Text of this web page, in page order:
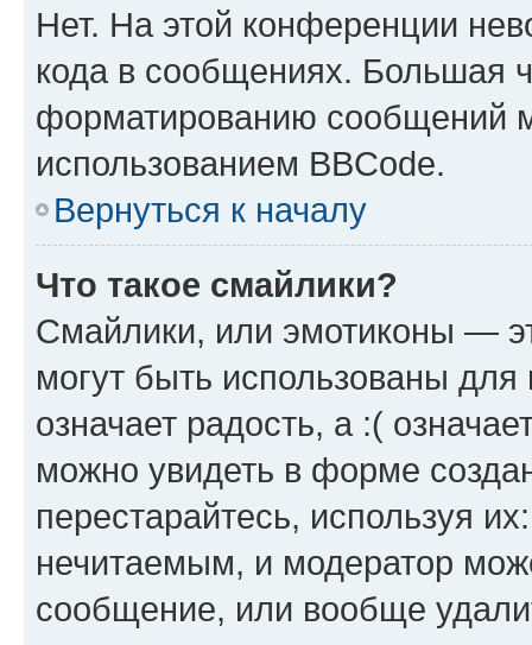
Нет. На этой конференции
кода в сообщениях. Большая
форматированию сообщений
использованием BBCode.
Вернуться к началу
Что такое смайлики?
Смайлики, или эмотиконы —
могут быть использованы
означает радость, а :(
можно увидеть в форме
перестарайтесь, используя
нечитаемым, и модератор
сообщение, или вообще